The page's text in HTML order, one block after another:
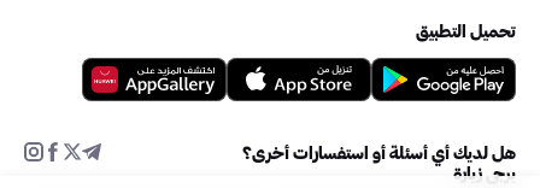
تحميل التطبيق
هل لديك أي أسئلة أو استفسارات أخرى؟
يرجى زيارة